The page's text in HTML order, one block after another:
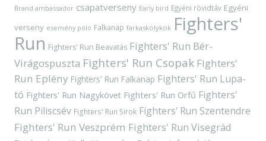
Brand ambassador csapatverseny Early bird Egyéni rövidtáv Egyéni
verseny esemény póló Falkanap farkaskölykök Fighters'
Run Fighters' Run Beavatás Fighters' Run Bér-
Virágospuszta Fighters' Run Csopak Fighters'
Run Eplény Fighters' Run Falkanap Fighters' Run Lupa-
tó Fighters' Run Nagykövet Fighters' Run Orfű Fighters'
Run Piliscsév Fighters' Run Sirok Fighters' Run Szentendre
Fighters' Run Veszprém Fighters' Run Visegrád